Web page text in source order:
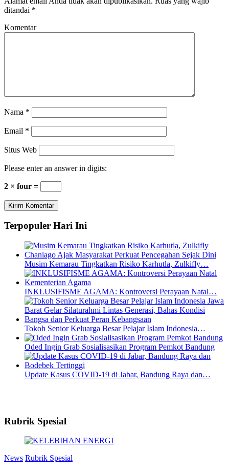
ditandai *
Komentar
Nama *
Email *
Situs Web
Please enter an answer in digits:
2 × four =
Terpopuler Hari Ini
Musim Kemarau Tingkatkan Risiko Karhutla, Zulkifly…
INKLUSIFISME AGAMA: Kontroversi Perayaan Natal…
Tokoh Senior Keluarga Besar Pelajar Islam Indonesia…
Oded Ingin Grab Sosialisasikan Program Pemkot Bandung
Update Kasus COVID-19 di Jabar, Bandung Raya dan…
Rubrik Spesial
News Rubrik Spesial